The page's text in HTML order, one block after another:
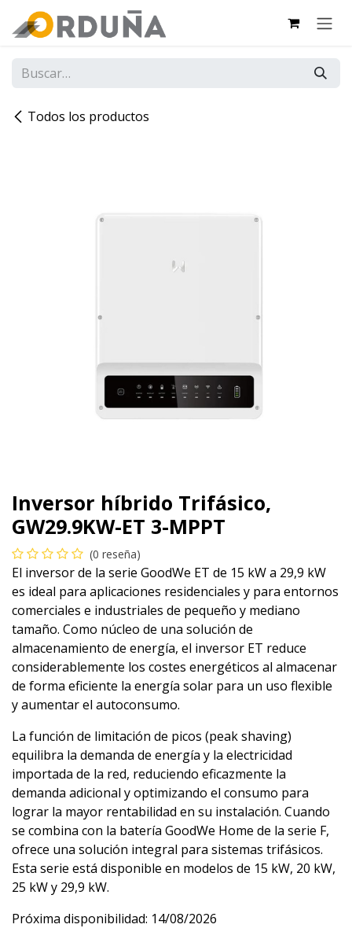
Todos los productos
Inversor híbrido Trifásico,
GW29.9KW-ET 3-MPPT
(0 reseña)
El inversor de la serie GoodWe ET de 15 kW a 29,9 kW
es ideal para aplicaciones residenciales y para entornos
comerciales e industriales de pequeño y mediano
tamaño. Como núcleo de una solución de
almacenamiento de energía, el inversor ET reduce
considerablemente los costes energéticos al almacenar
de forma eficiente la energía solar para un uso flexible
y aumentar el autoconsumo.
La función de limitación de picos (peak shaving)
equilibra la demanda de energía y la electricidad
importada de la red, reduciendo eficazmente la
demanda adicional y optimizando el consumo para
lograr la mayor rentabilidad en su instalación. Cuando
se combina con la batería GoodWe Home de la serie F,
ofrece una solución integral para sistemas trifásicos.
Esta serie está disponible en modelos de 15 kW, 20 kW,
25 kW y 29,9 kW.
Próxima disponibilidad: 14/08/2026